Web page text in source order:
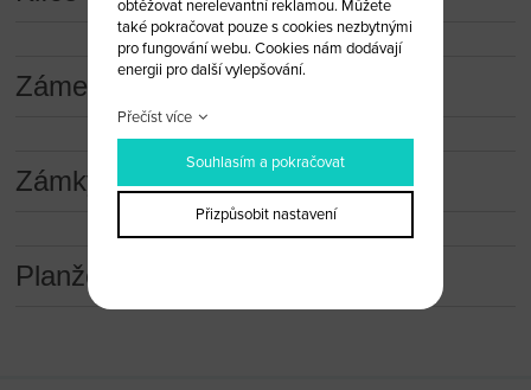
Zámečnické nástroje
Zámky
Planžety
obtěžovat nerelevantní reklamou. Můžete
také pokračovat pouze s cookies nezbytnými
pro fungování webu. Cookies nám dodávají
energii pro další vylepšování.
Přečíst více
Souhlasím a pokračovat
Přizpůsobit nastavení